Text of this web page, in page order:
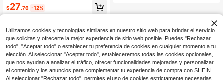
orado, sin cordones, tacón grueso ti
po bloque
$27.76 -12%
Utilizamos cookies y tecnologías similares en nuestro sitio web para brindar el servicio
que solicitas y ofrecerte la mejor experiencia de sitio web posible. Puedes "Rechazar
todo", "Aceptar todo" o establecer tu preferencia de cookies en cualquier momento a tu
elección. Al seleccionar "Aceptar todo", estableceremos todas las cookies opcionales,
que nos ayudan a analizar el tráfico, ofrecer funcionalidades mejoradas y personalizar
el contenido y los anuncios para complementar tu experiencia de compra con SHEIN.
Al seleccionar "Rechazar todo", permites el uso de cookies estrictamente necesarias